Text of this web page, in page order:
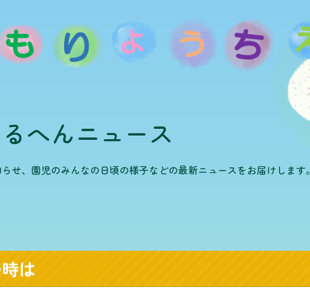
へんニュース
せ、園児のみんなの日頃の様子などの最新ニュースをお届けします。
は